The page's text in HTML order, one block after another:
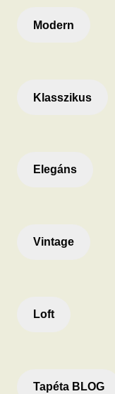
Modern
Klasszikus
Elegáns
Vintage
Loft
Tapéta BLOG